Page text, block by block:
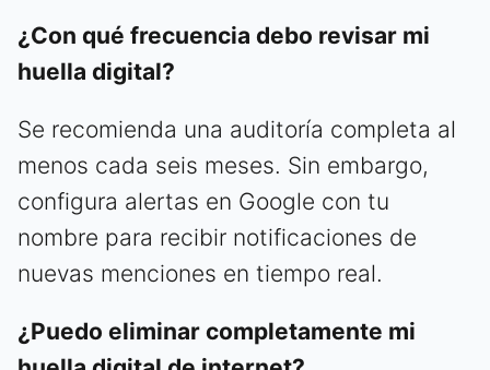
¿Con qué frecuencia debo revisar mi
huella digital?
Se recomienda una auditoría completa al
menos cada seis meses. Sin embargo,
configura alertas en Google con tu
nombre para recibir notificaciones de
nuevas menciones en tiempo real.
¿Puedo eliminar completamente mi